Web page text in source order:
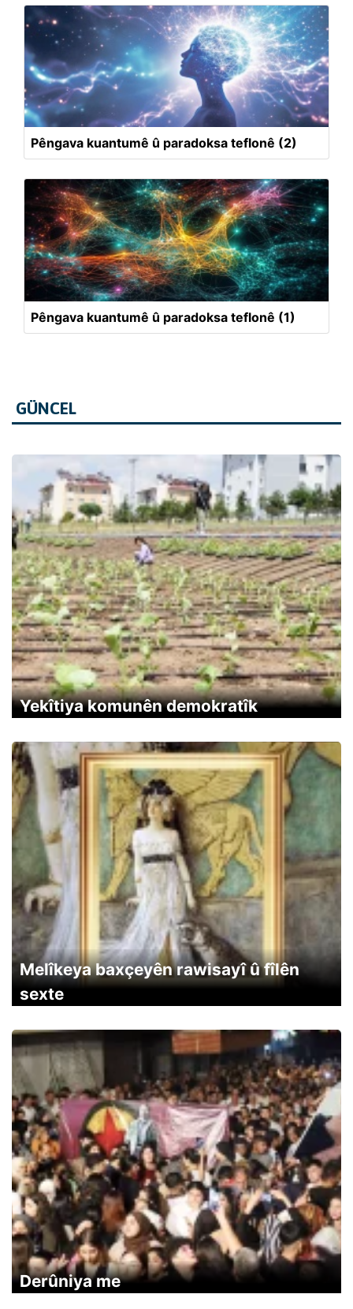
Pêngava kuantumê û paradoksa teflonê (2)
Pêngava kuantumê û paradoksa teflonê (1)
GÜNCEL
Yekîtiya komunên demokratîk
Melîkeya baxçeyên rawisayî û fîlên
sexte
Derûniya me